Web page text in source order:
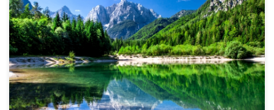
Słowenia to znany, ale i też bardzo mały kraj. Mimo to
posiada on bardzo różnorodny krajobraz, klimat oraz
wiele zabytków. Lublana To miasto jest stolicą Słowenii,
liczące jedynie 250.000 mieszkańców. Na pewno warto jest
zobaczyć Stare Miasto i stojący w nim kościół Świętej Trójcy.
Piran To chyba jedno z piękniejszych […]